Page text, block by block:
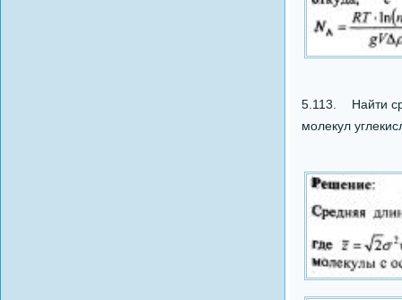
5.113. Найти
молекул